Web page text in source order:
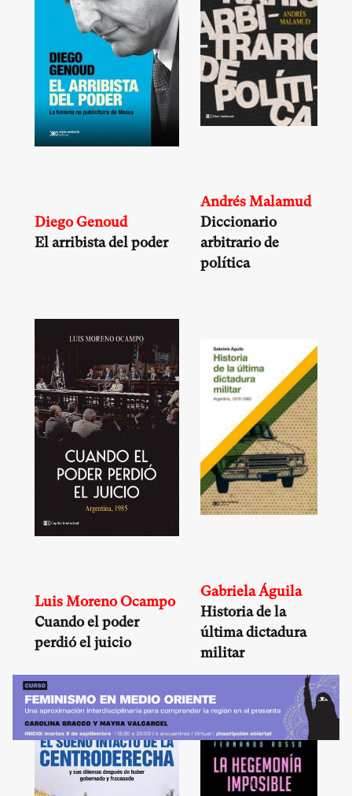
Diego Genoud
El arribista del poder
Andrés Malamud
Diccionario
arbitrario de
política
Luis Moreno Ocampo
Cuando el poder
perdió el juicio
Gabriela Águila
Historia de la
última dictadura
militar